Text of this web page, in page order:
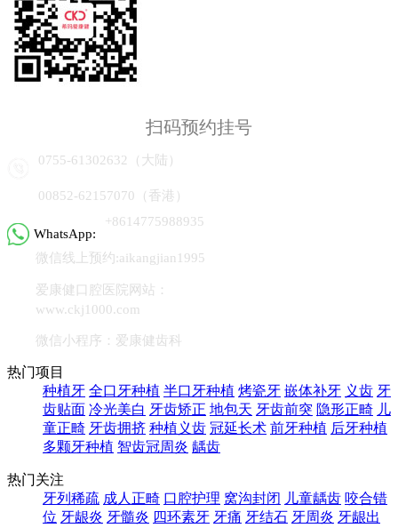
扫码预约挂号
0755-61302632（大陆）
00852-62157070（香港）
WhatsApp:
+8614775988935
微信线上预约:aikangjian1995
爱康健口腔医院网站：
www.ckj1000.com
微信小程序：爱康健齿科
热门项目
种植牙 全口牙种植 半口牙种植 烤瓷牙 嵌体补牙 义齿 牙
齿贴面 冷光美白 牙齿矫正 地包天 牙齿前突 隐形正畸 儿
童正畸 牙齿拥挤 种植义齿 冠延长术 前牙种植 后牙种植
多颗牙种植 智齿冠周炎 龋齿
热门关注
牙列稀疏 成人正畸 口腔护理 窝沟封闭 儿童龋齿 咬合错
位 牙龈炎 牙髓炎 四环素牙 牙痛 牙结石 牙周炎 牙龈出